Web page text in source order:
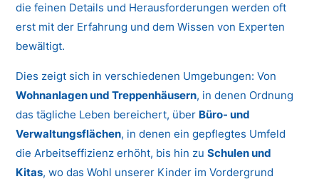
die feinen Details und Herausforderungen werden oft
erst mit der Erfahrung und dem Wissen von Experten
bewältigt.
Dies zeigt sich in verschiedenen Umgebungen: Von
Wohnanlagen und Treppenhäusern, in denen Ordnung
das tägliche Leben bereichert, über Büro- und
Verwaltungsflächen, in denen ein gepflegtes Umfeld
die Arbeitseffizienz erhöht, bis hin zuSchulen und
Kitas, wo das Wohl unserer Kinder im Vordergrund